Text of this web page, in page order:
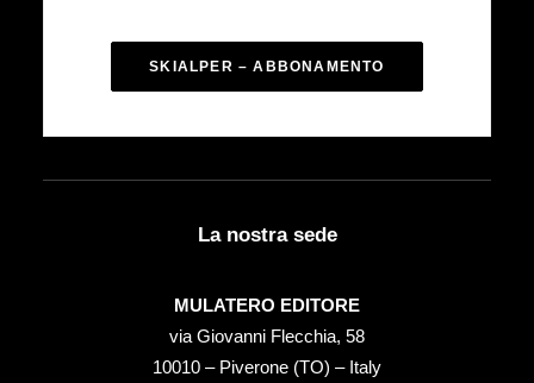
SKIALPER – ABBONAMENTO
La nostra sede
MULATERO EDITORE
via Giovanni Flecchia, 58
10010 – Piverone (TO) – Italy